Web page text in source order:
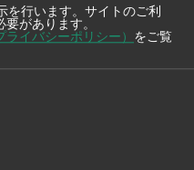
を行います。サイトのご利
があります。
イバシーポリシー） をご覧